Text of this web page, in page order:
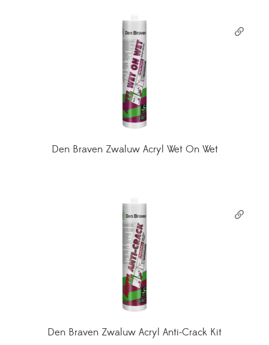
Den Braven Zwaluw Acryl Wet On Wet
Den Braven Zwaluw Acryl Anti-Crack Kit